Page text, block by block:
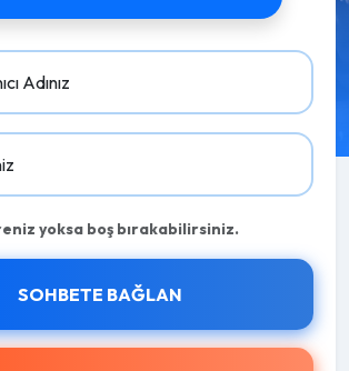
Adınız
yoksa boş bırakabilirsiniz.
SOHBETE BAĞLAN